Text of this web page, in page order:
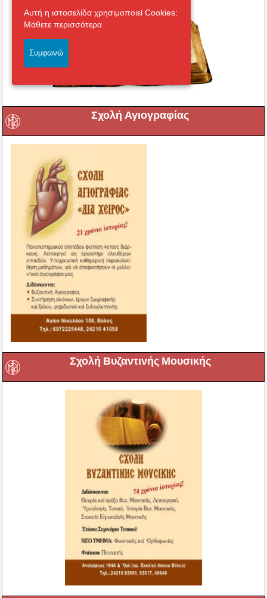
Σχολή Αγιογραφίας
Σχολή Βυζαντινής Μουσικής
Αυτή η ιστοσελίδα χρησιμοποιεί Cookies:
Μάθετε περισσότερα
Συμφωνώ